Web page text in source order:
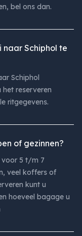
bel ons dan.
naar Schiphol te
Schiphol
reserveren
ritgegevens.
of gezinnen?
voor 5 t/m 7
veel koffers of
kunt u
hoeveel bagage u